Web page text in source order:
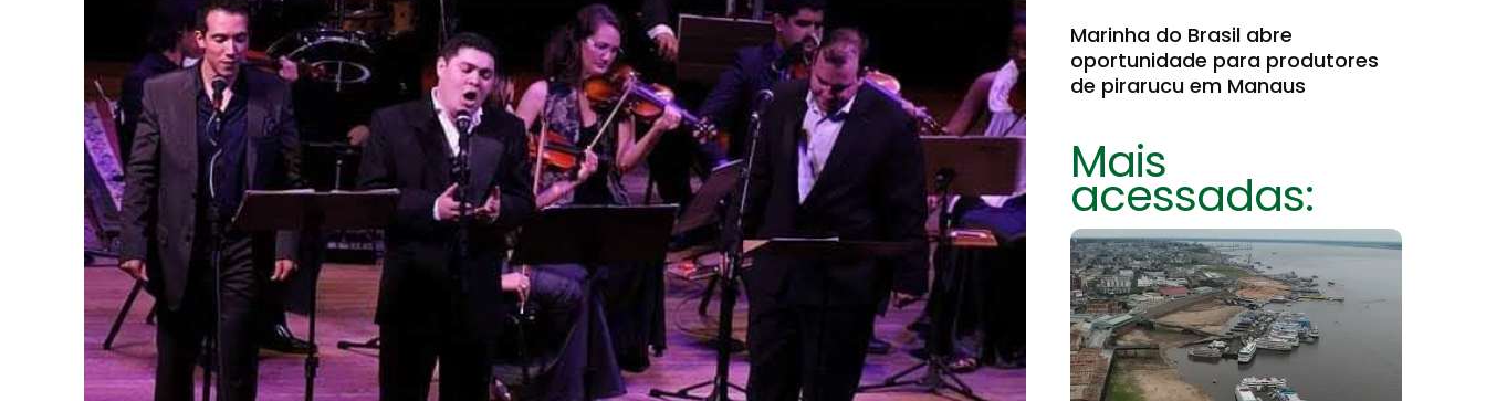
Marinha do Brasil abre
oportunidade para produtores
de pirarucu em Manaus
Mais
acessadas: